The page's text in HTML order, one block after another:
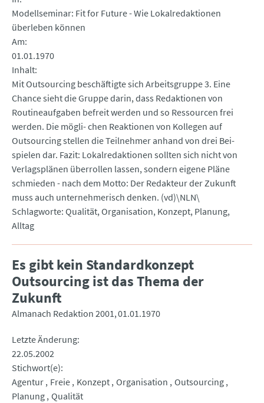
Modellseminar: Fit for Future - Wie Lokalredaktionen
überleben können
Am
01.01.1970
Inhalt
Mit Outsourcing beschäftigte sich Arbeitsgruppe 3. Eine
Chance sieht die Gruppe darin, dass Redaktionen von
Routineaufgaben befreit werden und so Ressourcen frei
werden. Die mögli- chen Reaktionen von Kollegen auf
Outsourcing stellen die Teilnehmer anhand von drei Bei-
spielen dar. Fazit: Lokalredaktionen sollten sich nicht von
Verlagsplänen überrollen lassen, sondern eigene Pläne
schmieden - nach dem Motto: Der Redakteur der Zukunft
muss auch unternehmerisch denken. (vd)\NLN\
Schlagworte: Qualität, Organisation, Konzept, Planung,
Alltag
Es gibt kein Standardkonzept
Outsourcing ist das Thema der
Zukunft
Almanach Redaktion 2001 01.01.1970
Letzte Änderung
22.05.2002
Stichwort(e)
Agentur Freie Konzept Organisation Outsourcing
Planung Qualität